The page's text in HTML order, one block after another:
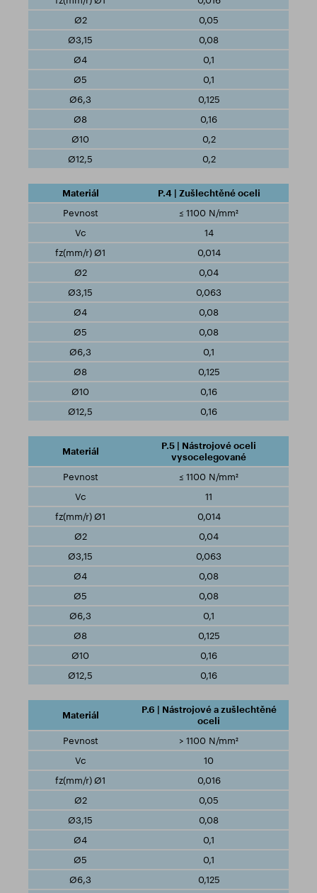
0,05
0,08
0,1
0,1
0,125
0,16
0,2
0,2
P.4 | Zušlechtěné oceli
≤ 1100 N/mm²
14
0,014
0,04
0,063
0,08
0,08
0,1
0,125
0,16
0,16
P.5 | Nástrojové oceli
vysocelegované
≤ 1100 N/mm²
11
0,014
0,04
0,063
0,08
0,08
0,1
0,125
0,16
0,16
P.6 | Nástrojové a zušlechtěné
oceli
> 1100 N/mm²
10
0,016
0,05
0,08
0,1
0,1
0,125